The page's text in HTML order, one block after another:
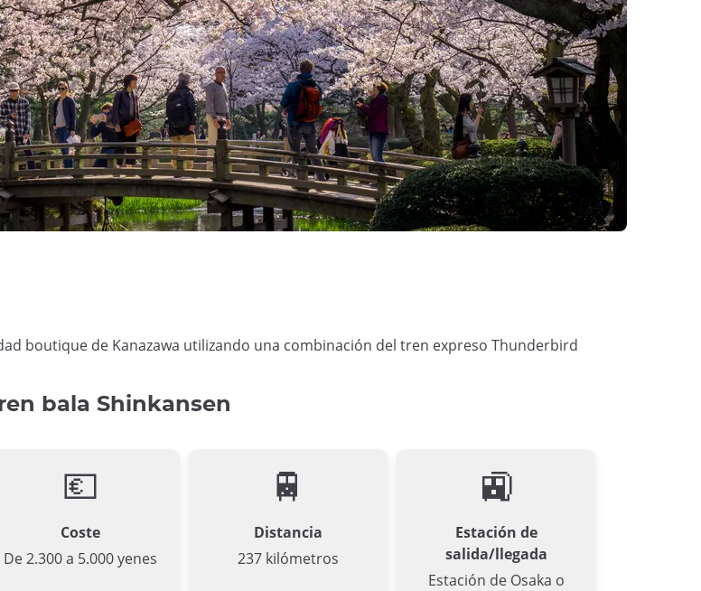
boutique de Kanazawa utilizando una combinación del tren expreso Thunderbird
bala Shinkansen
💶
Coste
De 2.300 a 5.000 yenes
🚆
Distancia
237 kilómetros
🚉
Estación de
salida/llegada
Estación de Osaka o